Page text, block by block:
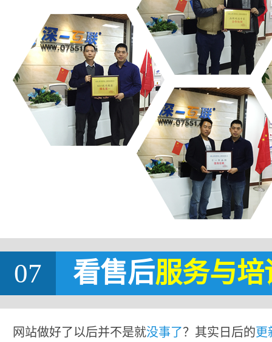
07 看售后服务与培
网站做好了以后并不是就没事了？其实日后的更